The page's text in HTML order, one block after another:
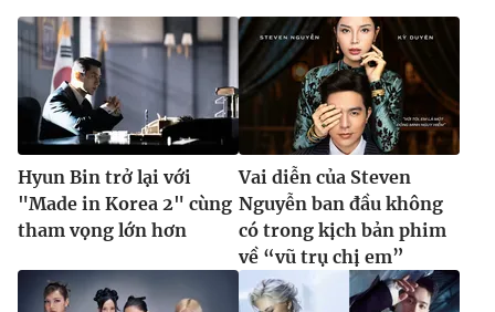
® Cấm sao chép dưới mọi hình thức nếu không có sự chấp
thuận bằng văn bản. Ghi rõ nguồn VTV.vn khi phát hành lại
thông tin từ website này.
Hyun Bin trở lại với
"Made in Korea 2" cùng
tham vọng lớn hơn
Vai diễn của Steven
Nguyễn ban đầu không
có trong kịch bản phim
về “vũ trụ chị em”